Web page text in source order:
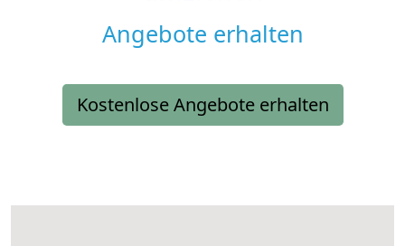
Angebote erhalten
Kostenlose Angebote erhalten